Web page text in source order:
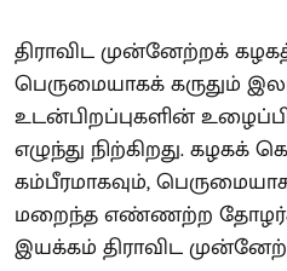
திராவிட முன்னேற்றக்
பெருமையாகக் கருதும்
உடன்பிறப்புகளின்
எழுந்து நிற்கிறது. கழகக்
கம்பீரமாகவும்,
மறைந்த எண்ணற்ற
இயக்கம் திராவிட